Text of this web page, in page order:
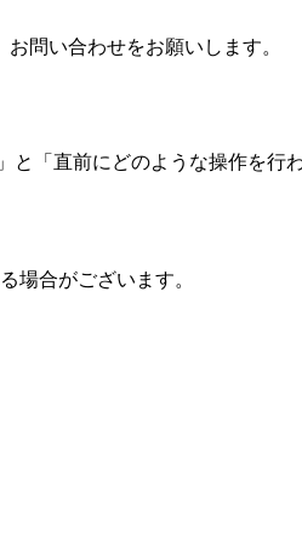
問い合わせをお願いします。
「直前にどのような操作を行
場合がございます。